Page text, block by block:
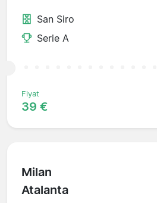
San Siro
Serie A
Fiyat
39 €
Milan
Atalanta